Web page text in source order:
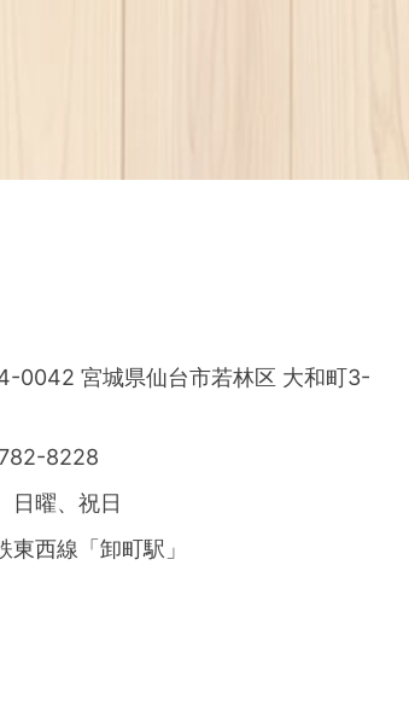
0042 宮城県仙台市若林区 大和町3-
8228
日曜、祝日
東西線「卸町駅」